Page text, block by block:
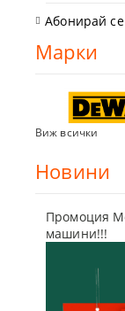
Абонирай се
Марки
Виж всички
Новини
Промоция
машини!!!